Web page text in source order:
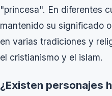
"princesa". En diferentes
mantenido su significado
en varias tradiciones y
el cristianismo y el islam.
¿Existen personajes